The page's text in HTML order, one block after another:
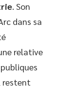
. Son
dans sa
relative
restent